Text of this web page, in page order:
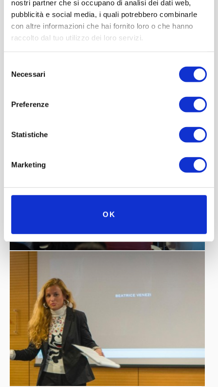
nostri partner che si occupano di analisi dei dati web,
pubblicità e social media, i quali potrebbero combinarle
con altre informazioni che hai fornito loro o che hanno
raccolto dal tuo utilizzo dei loro servizi.
delNecessari
Preferenze
Statistiche
Marketing
OK